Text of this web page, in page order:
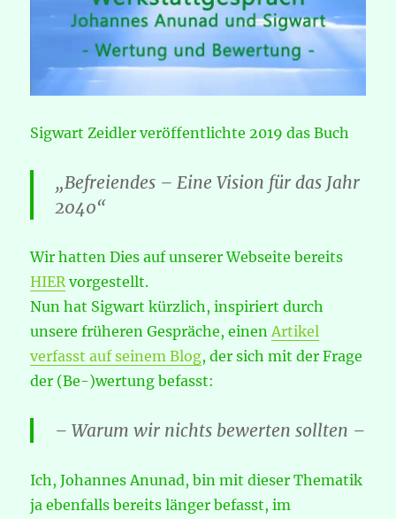
Sigwart Zeidler veröffentlichte 2019 das Buch
„Befreiendes – Eine Vision für das Jahr
2040“
Wir hatten Dies auf unserer Webseite bereits
HIER vorgestellt.
Nun hat Sigwart kürzlich, inspiriert durch
unsere früheren Gespräche, einen Artikel
verfasst auf seinem Blog, der sich mit der Frage
der (Be-)wertung befasst:
– Warum wir nichts bewerten sollten –
Ich, Johannes Anunad, bin mit dieser Thematik
ja ebenfalls bereits länger befasst, im